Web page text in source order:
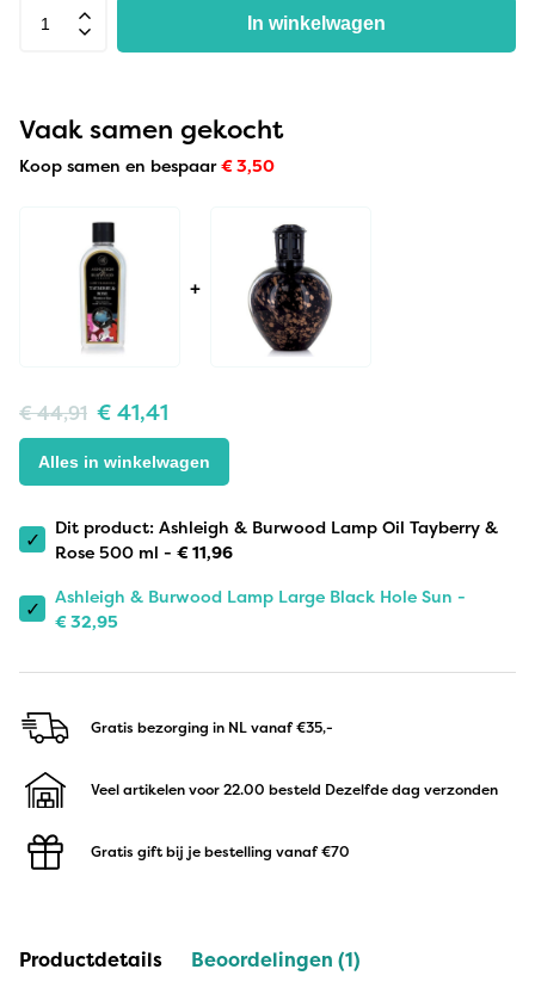
In winkelwagen
Vaak samen gekocht
Koop samen en bespaar€3,50
+
€44,91 € 41,41
Alles in winkelwagen
✓
Dit product: Ashleigh & Burwood Lamp Oil Tayberry &
Rose 500 ml - €11,96
✓
Ashleigh & Burwood Lamp Large Black Hole Sun -
€32,95
Gratis bezorging in NLvanaf €35,-
Veel artikelen voor 22.00 besteld Dezelfde dag verzonden
Gratis gift bij je bestelling vanaf €70
Productdetails Beoordelingen (1)